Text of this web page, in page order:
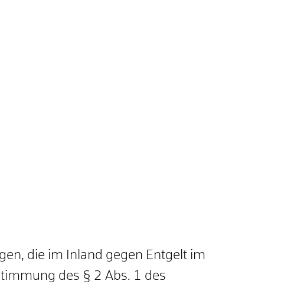
die im Inland gegen Entgelt im
des § 2 Abs. 1 des